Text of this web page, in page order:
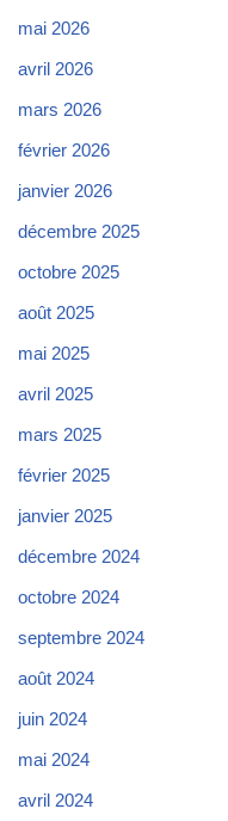
mai 2026
avril 2026
mars 2026
février 2026
janvier 2026
décembre 2025
octobre 2025
août 2025
mai 2025
avril 2025
mars 2025
février 2025
janvier 2025
décembre 2024
octobre 2024
septembre 2024
août 2024
juin 2024
mai 2024
avril 2024